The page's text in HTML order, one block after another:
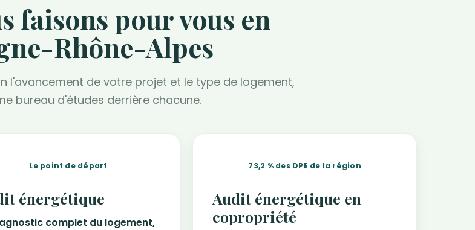
faisons pour vous en
Rhône-Alpes
l'avancement de votre projet et le type de logement,
bureau d'études derrière chacune.
Le point de départ
énergétique
complet du logement,
73,2 % des DPE de la région
Audit énergétique en
copropriété